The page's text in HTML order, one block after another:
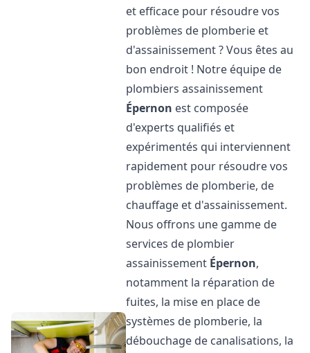
et efficace pour résoudre vos
problèmes de plomberie et
d'assainissement ? Vous êtes au
bon endroit ! Notre équipe de
plombiers assainissement
Épernon est composée
d'experts qualifiés et
expérimentés qui interviennent
rapidement pour résoudre vos
problèmes de plomberie, de
chauffage et d'assainissement.
Nous offrons une gamme de
services de plombier
assainissement Épernon,
notamment la réparation de
fuites, la mise en place de
systèmes de plomberie, la
débouchage de canalisations, la